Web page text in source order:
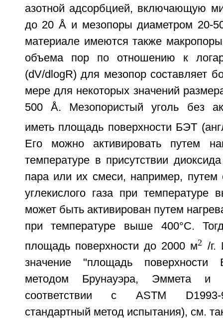
азотной адсорбцией, включающую
до 20 Å и мезопоры диаметром 20-
материале имеются также
объема пор по отношению к
(dV/dlogR) для мезопор составляет
мере для некоторых значений
500 Å. Мезопористый уголь без
иметь площадь поверхности БЭТ
Его можно активировать путем
температуре в присутствии
пара или их смеси, например, путем
углекислого газа при
может быть активирован путем
при температуре выше 400°С.
площадь поверхности до 2000 м2 /г.
значение "площадь поверхности
методом Брунауэра, Эммета
соответствии с ASTM D1993-
стандартный метод испытания), см.